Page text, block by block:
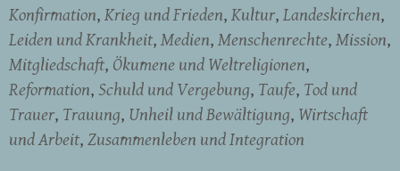
Konfirmation Krieg und Frieden Kultur Landeskirchen
Leiden und Krankheit Medien Menschenrechte Mission
Mitgliedschaft Ökumene und Weltreligionen
Reformation Schuld und Vergebung Taufe Tod und
Trauer Trauung Unheil und Bewältigung Wirtschaft
und Arbeit Zusammenleben und Integration